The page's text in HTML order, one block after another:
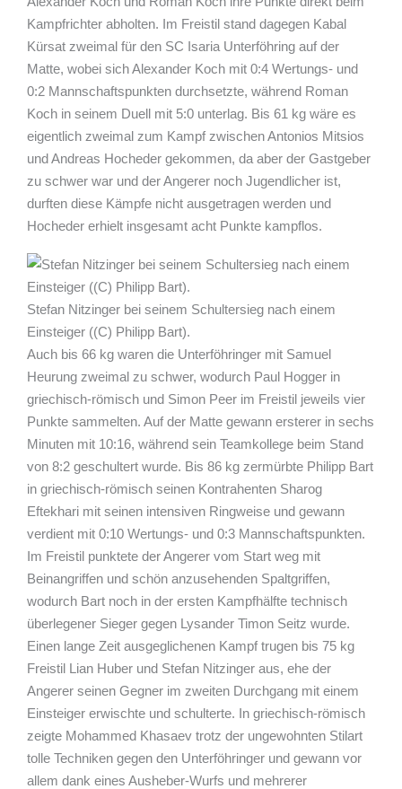
Kampfrichter abholten. Im Freistil stand dagegen Kabal
Kürsat zweimal für den SC Isaria Unterföhring auf der
Matte, wobei sich Alexander Koch mit 0:4 Wertungs- und
0:2 Mannschaftspunkten durchsetzte, während Roman
Koch in seinem Duell mit 5:0 unterlag. Bis 61 kg wäre es
eigentlich zweimal zum Kampf zwischen Antonios Mitsios
und Andreas Hocheder gekommen, da aber der Gastgeber
zu schwer war und der Angerer noch Jugendlicher ist,
durften diese Kämpfe nicht ausgetragen werden und
Hocheder erhielt insgesamt acht Punkte kampflos.
Stefan Nitzinger bei seinem Schultersieg nach einem
Einsteiger ((C) Philipp Bart).
Auch bis 66 kg waren die Unterföhringer mit Samuel
Heurung zweimal zu schwer, wodurch Paul Hogger in
griechisch-römisch und Simon Peer im Freistil jeweils vier
Punkte sammelten. Auf der Matte gewann ersterer in sechs
Minuten mit 10:16, während sein Teamkollege beim Stand
von 8:2 geschultert wurde. Bis 86 kg zermürbte Philipp Bart
in griechisch-römisch seinen Kontrahenten Sharog
Eftekhari mit seinen intensiven Ringweise und gewann
verdient mit 0:10 Wertungs- und 0:3 Mannschaftspunkten.
Im Freistil punktete der Angerer vom Start weg mit
Beinangriffen und schön anzusehenden Spaltgriffen,
wodurch Bart noch in der ersten Kampfhälfte technisch
überlegener Sieger gegen Lysander Timon Seitz wurde.
Einen lange Zeit ausgeglichenen Kampf trugen bis 75 kg
Freistil Lian Huber und Stefan Nitzinger aus, ehe der
Angerer seinen Gegner im zweiten Durchgang mit einem
Einsteiger erwischte und schulterte. In griechisch-römisch
zeigte Mohammed Khasaev trotz der ungewohnten Stilart
tolle Techniken gegen den Unterföhringer und gewann vor
allem dank eines Ausheber-Wurfs und mehrerer